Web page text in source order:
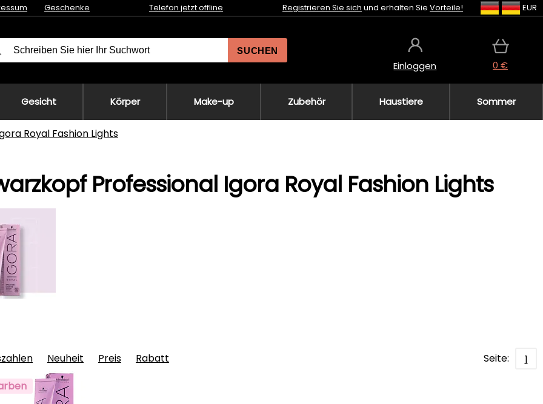
Geschenke Telefon jetzt offline Registrieren Sie sich und erhalten Sie Vorteile! EUR
SUCHEN
Einloggen 0 €
Gesicht Körper Make-up Zubehör Haustiere Sommer
Royal Fashion Lights
Professional Igora Royal Fashion Lights
Neuheit Preis Rabatt Seite:
1